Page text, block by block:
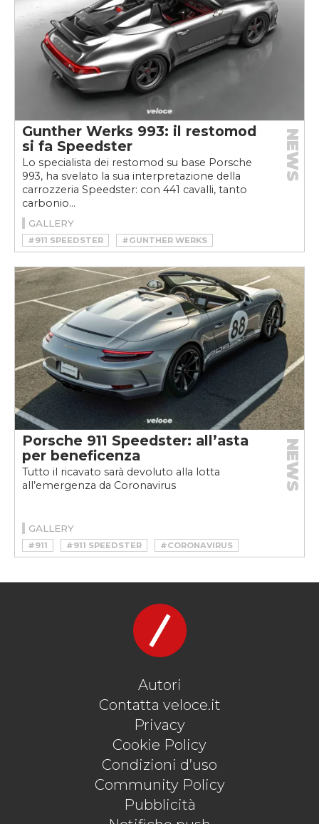
#PORSCHE 911 SPEEDSTER
Gunther Werks 993: il restomod
si fa Speedster
Lo specialista dei restomod su base Porsche
993, ha svelato la sua interpretazione della
carrozzeria Speedster: con 441 cavalli, tanto
carbonio...
NEWS
GALLERY
#911 SPEEDSTER
#GUNTHER WERKS
#GUNTHER WERKS 993
#GUNTHER WERKS 993 SPEEDSTER
#PORSCHE 911
#RESTOMOD
#RESTOMOD PORSCHE
#ROSTOMOD 911
Porsche 911 Speedster: all’asta
per beneficenza
Tutto il ricavato sarà devoluto alla lotta
all’emergenza da Coronavirus
NEWS
GALLERY
#911 #911 SPEEDSTER
#CORONAVIRUS
#PORSCHE
#PORSCHE 911 SPEEDSTER
Autori
Contatta veloce.it
Privacy
Cookie Policy
Condizioni d’uso
Community Policy
Pubblicità